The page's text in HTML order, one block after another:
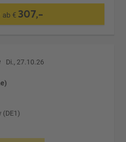
ab € 307,-
Di., 27.10.26
(DE1)